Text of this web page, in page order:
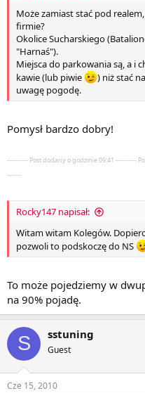
Może zamiast stać pod
firmie?
Okolice Sucharskiego
"Harnaś").
Miejsca do parkowania są, a i
kawie (lub piwie
) niż stać
uwagę pogodę.
Pomysł bardzo dobry!
---------- Post dodany o godzinie 09:41 ----------
-------
Rocky147 napisał:
Witam witam Kolegów.
pozwoli to podskoczę do NS
To może pojedziemy w
na 90% pojadę.
S sstuning
Guest
Cze 15, 2010